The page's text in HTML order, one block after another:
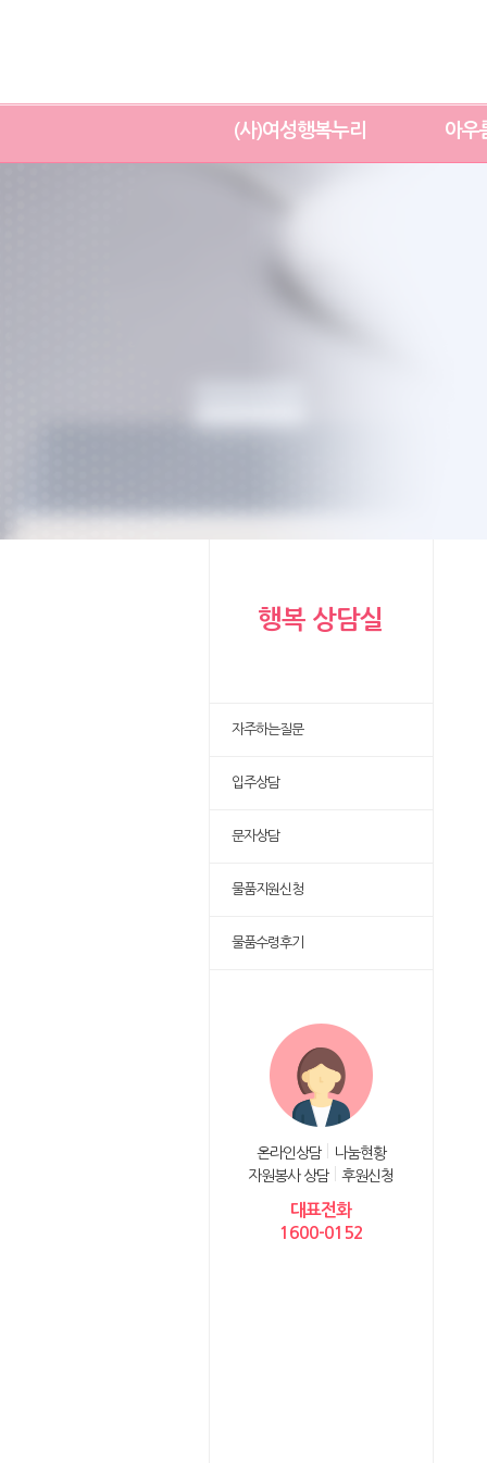
(사)여성행복누리 아우
행복 상담실
자주하는질문
입주상담
문자상담
물품지원신청
물품수령후기
온라인상담
나눔현황
자원봉사 상담
후원신청
대표전화
1600-0152